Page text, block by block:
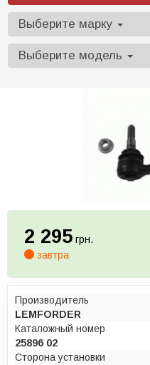
Выберите марку
Выберите модель
2 295 грн.
завтра
Производитель
LEMFORDER
Каталожный номер
25896 02
Сторона установки